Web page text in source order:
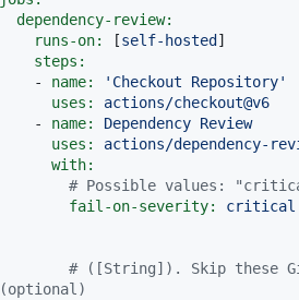
dependency-review:
runs-on:
[self-hosted ]
steps:
-
name:
'Checkout Repository'
uses:
actions/checkout@v6
-
name: Dependency Review
uses:
actions/dependency-
with:
# Possible values:
fail-on-severity:
critical
# ([String]). Skip these
(optional)